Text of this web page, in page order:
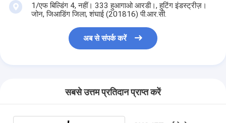
1/एफ बिल्डिंग 4, नहीं। 333 हुआगाओ आरडी।, हुटिंग इंडस्ट्रीज़।
जोन, जिआडिंग जिला, शंघाई (201816) पी.आर.सी.
अब से संपर्क करें
सबसे उत्तम प्रतिदान प्राप्त करें